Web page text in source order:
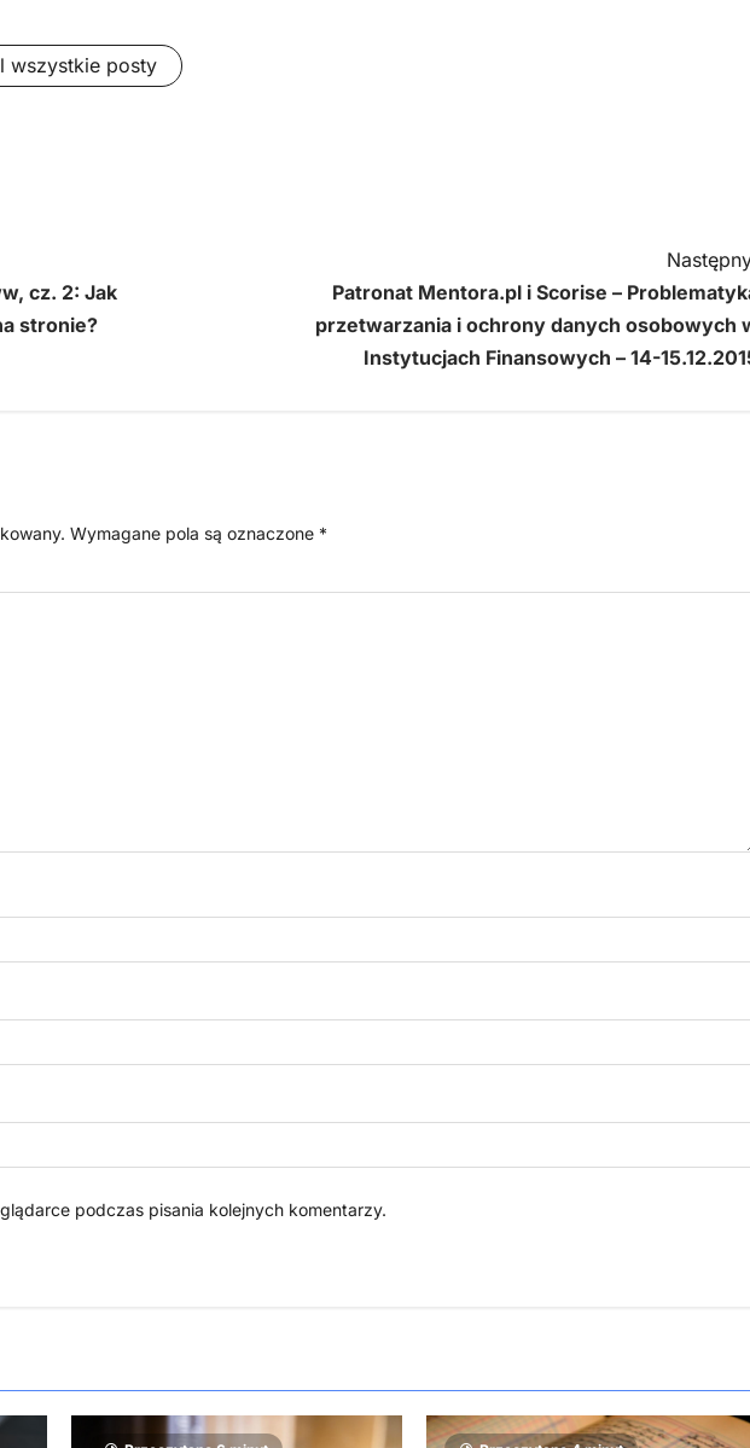
wszystkie posty
cz. 2: Jak
stronie?
Patronat Mentora.pl i Scorise –
przetwarzania i ochrony danych osobowych
Instytucjach Finansowych – 14-
Wymagane pola są oznaczone *
podczas pisania kolejnych komentarzy.